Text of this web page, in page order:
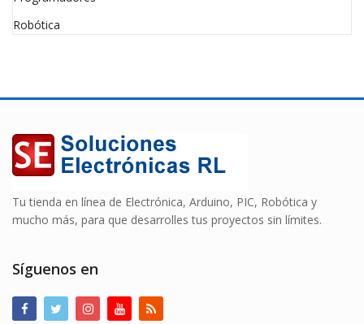
Robótica
Tu tienda en línea de Electrónica, Arduino, PIC, Robótica y
mucho más, para que desarrolles tus proyectos sin límites.
Síguenos en